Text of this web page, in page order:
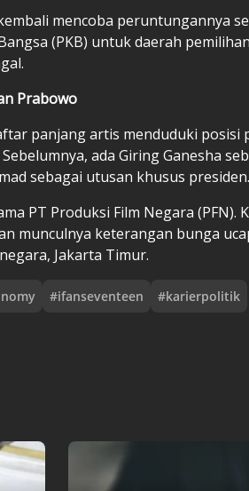
mencoba peruntungannya
(PKB) untuk daerah pemilihan
Prabowo
panjang artis menduduki posisi
ada Giring Ganesha
sebagai utusan khusus presiden.
PT Produksi Film Negara (PFN).
munculnya keterangan bunga
Jakarta Timur.
#ifanseventeen #karierpolitik